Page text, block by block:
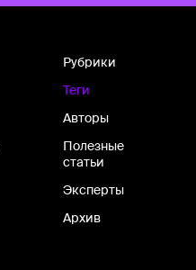
Рубрики
Теги
Авторы
Полезные
статьи
Эксперты
Архив